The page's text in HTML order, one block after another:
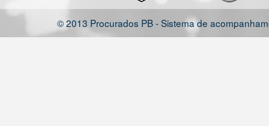
© 2013 Procurados PB - Sistema de